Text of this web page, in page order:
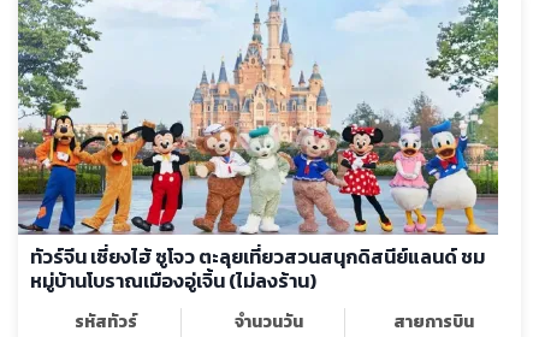
ทัวร์จีน เซี่ยงไฮ้ ซูโจว ตะลุยเที่ยวสวนสนุกดิสนีย์แลนด์ ชม
หมู่บ้านโบราณเมืองอู่เจิ้น (ไม่ลงร้าน)
รหัสทัวร์
จำนวนวัน
สายการบิน